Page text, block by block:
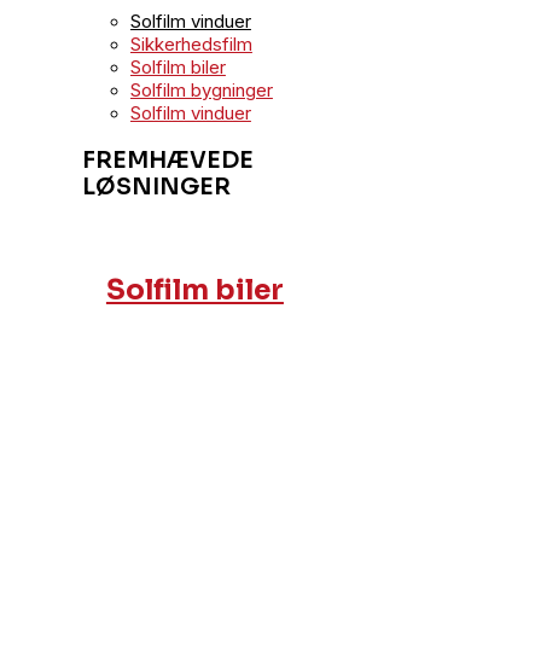
Solfilm vinduer
Sikkerhedsfilm
Solfilm biler
Solfilm bygninger
Solfilm vinduer
FREMHÆVEDE
LØSNINGER
Solfilm biler